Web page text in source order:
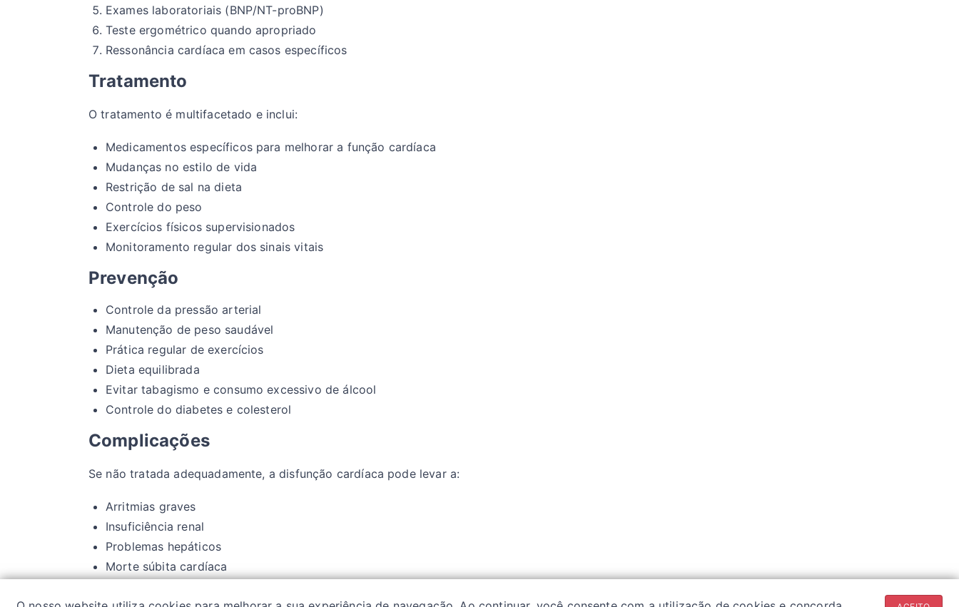
Exames laboratoriais (BNP/NT-proBNP)
Teste ergométrico quando apropriado
Ressonância cardíaca em casos específicos
Tratamento
O tratamento é multifacetado e inclui:
Medicamentos específicos para melhorar a função cardíaca
Mudanças no estilo de vida
Restrição de sal na dieta
Controle do peso
Exercícios físicos supervisionados
Monitoramento regular dos sinais vitais
Prevenção
Controle da pressão arterial
Manutenção de peso saudável
Prática regular de exercícios
Dieta equilibrada
Evitar tabagismo e consumo excessivo de álcool
Controle do diabetes e colesterol
Complicações
Se não tratada adequadamente, a disfunção cardíaca pode levar a:
Arritmias graves
Insuficiência renal
Problemas hepáticos
Morte súbita cardíaca